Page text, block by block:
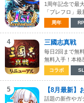
1周年記念で最
「ブレフロ」
周年
4 三國志真戦
毎日2回まで無
無料入手！本格
コラボ
5 【8月最新
話題の新作やガ